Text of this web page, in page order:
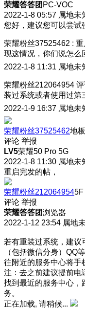
荣耀答答团 PC-VOC
2022-1-8 05:57 属地未
您好，建议您可以尝试
荣耀粉丝37525462 : 重
现这情况，你们说怎么
2022-1-8 11:31 属地未
荣耀粉丝212064954
装过系统或者使用过第
2022-1-9 16:37 属地未
荣耀粉丝37525462地板
评论 举报
LV5荣耀50 Pro 5G
2022-1-8 11:30 属地未
重启完发的帖，
荣耀粉丝2120649545F
评论 举报
荣耀答答团浏览器
2022-1-12 23:54 属地
若有重装过系统，建
（包括微信分身）QQ
往附近的服务中心将手
注：去之前建议提前电
找到最近的服务中心，
务。
正在加载, 请稍候...